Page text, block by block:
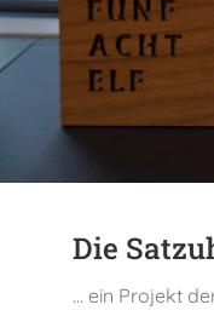
Verein der Freunde
Die
… ein Projekt